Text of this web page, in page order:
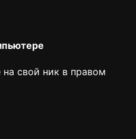
свой ник в правом